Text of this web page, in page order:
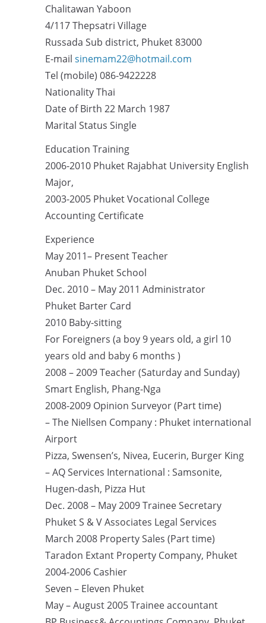
Chalitawan Yaboon
4/117 Thepsatri Village
Russada Sub district, Phuket 83000
E-mail sinemam22@hotmail.com
Tel (mobile) 086-9422228
Nationality Thai
Date of Birth 22 March 1987
Marital Status Single
Education Training
2006-2010 Phuket Rajabhat University English
Major,
2003-2005 Phuket Vocational College
Accounting Certificate
Experience
May 2011– Present Teacher
Anuban Phuket School
Dec. 2010 – May 2011 Administrator
Phuket Barter Card
2010 Baby-sitting
For Foreigners (a boy 9 years old, a girl 10
years old and baby 6 months )
2008 – 2009 Teacher (Saturday and Sunday)
Smart English, Phang-Nga
2008-2009 Opinion Surveyor (Part time)
– The Niellsen Company : Phuket international
Airport
Pizza, Swensen’s, Nivea, Eucerin, Burger King
– AQ Services International : Samsonite,
Hugen-dash, Pizza Hut
Dec. 2008 – May 2009 Trainee Secretary
Phuket S & V Associates Legal Services
March 2008 Property Sales (Part time)
Taradon Extant Property Company, Phuket
2004-2006 Cashier
Seven – Eleven Phuket
May – August 2005 Trainee accountant